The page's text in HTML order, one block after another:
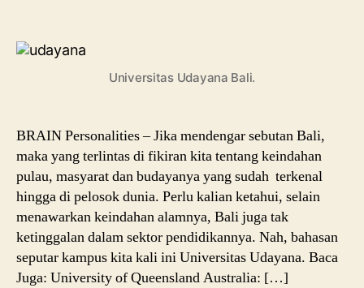
Beasiswanya
Universitas Udayana Bali.
BRAIN Personalities – Jika mendengar sebutan Bali,
maka yang terlintas di fikiran kita tentang keindahan
pulau, masyarat dan budayanya yang sudah terkenal
hingga di pelosok dunia. Perlu kalian ketahui, selain
menawarkan keindahan alamnya, Bali juga tak
ketinggalan dalam sektor pendidikannya. Nah, bahasan
seputar kampus kita kali ini Universitas Udayana. Baca
Juga: University of Queensland Australia: […]